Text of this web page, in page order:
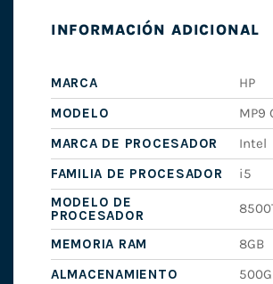
INFORMACIÓN ADICIONAL
MARCA
HP
MODELO
MP9
MARCA DE PROCESADOR
Intel
FAMILIA DE PROCESADOR
i5
MODELO DE
PROCESADOR
MEMORIA RAM
8GB
ALMACENAMIENTO